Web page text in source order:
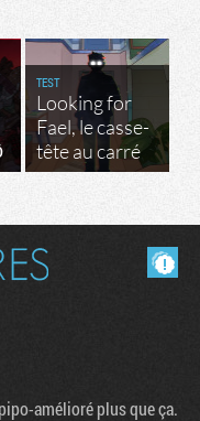
TEST
Looking for
Fael, le casse-
tête au carré
lus.
amélioré plus que ça.